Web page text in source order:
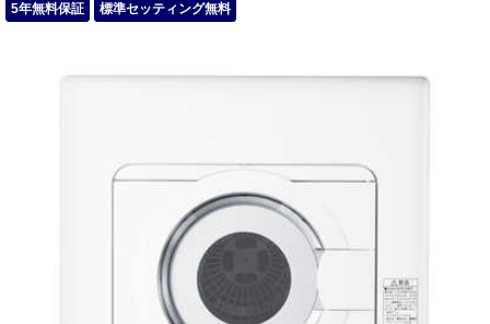
5年無料保証 標準セッティング無料